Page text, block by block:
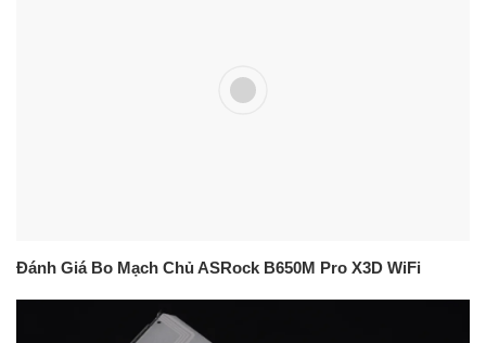
Đánh Giá Bo Mạch Chủ ASRock B650M Pro X3D WiFi